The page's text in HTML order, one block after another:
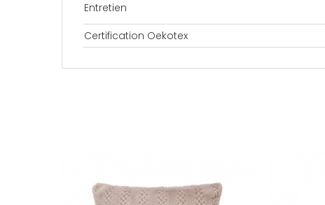
Entretien
Certification Oekotex